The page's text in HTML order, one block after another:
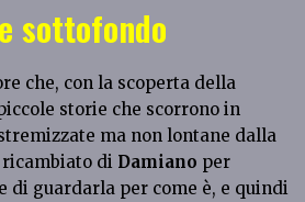
sottofondo
che, con la scoperta della
storie che scorrono in
ma non lontane dalla
di Damiano per
di guardarla per come è, e quindi